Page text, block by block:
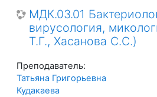
МДК.03.01
вирусология,
Т.Г., Хасанова С.С.)
Преподаватель:
Татьяна Григорьевна
Кудакаева